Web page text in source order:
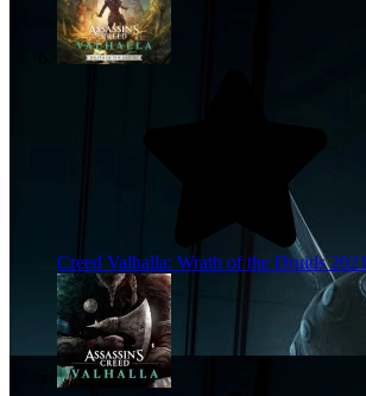
Creed Valhalla: Wrath of the Druids2021